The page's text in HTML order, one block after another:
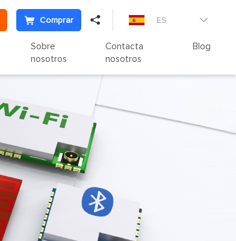
Comprar  ES 
Sobre
nosotros
Contacta
nosotros
Blog